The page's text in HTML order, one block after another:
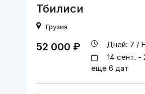
Тбилиси
Грузия
52 000 ₽
Дней: 7 /
14 сент. -
еще 6 дат